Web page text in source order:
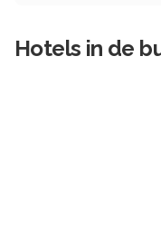
Hotels in de